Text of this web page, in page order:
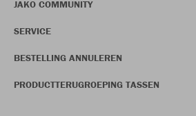
JAKO COMMUNITY
SERVICE
BESTELLING ANNULEREN
PRODUCTTERUGROEPING TASSEN